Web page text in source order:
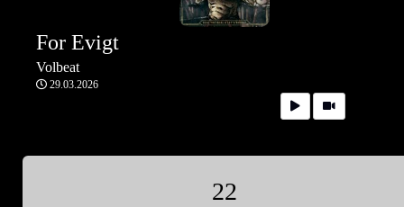
For Evigt
Volbeat
29.03.2026
22